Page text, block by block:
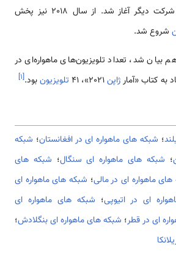
آغاز شد. از سال 2018 نیز پخش
شروع شد.
شد، تعداد تلویزیون‌های ماهواره‌ای در
ژاپن تلویزیونبود.[۱]
؛ شبکه های ماهواره ای در افغانستان؛ شبکه
؛ شبکه های ماهواره ای سنگال؛ شبکه های
ماهواره ای در مالی؛ شبکه های ماهواره ای
ای در اتیوپی؛ شبکه های ماهواره ای
ای در قطر؛ شبکه های ماهواره ای بنگلادش؛